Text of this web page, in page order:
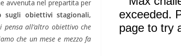
avvenuta nel prepartita per
sugli obiettivi stagionali,
all’altro obiettivo che
che un mese e mezzo fa